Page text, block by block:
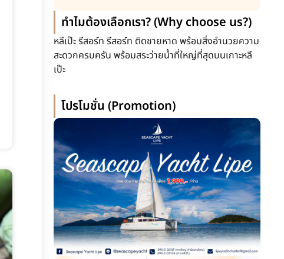
ทำไมต้องเลือกเรา? (Why choose us?)
หลีเป๊ะ รีสอร์ท รีสอร์ท ติดชายหาด พร้อมสิ่งอำนวยความ
สะดวกครบครัน พร้อมสระว่ายน้ำที่ใหญ่ที่สุดบนเกาะหลี
เป๊ะ
โปรโมชั่น (Promotion)